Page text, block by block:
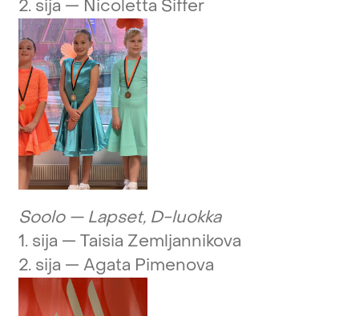
2. sija — Nicoletta Siffer
Soolo — Lapset, D-luokka
1. sija — Taisia Zemljannikova
2. sija — Agata Pimenova